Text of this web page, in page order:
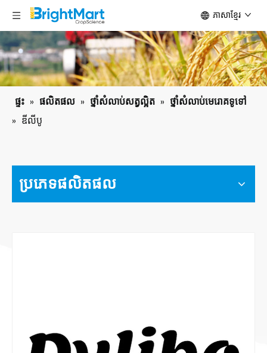
ភាសាខ្មែរ
ផ្ទះ » ផលិតផល » ថ្នាំសំលាប់សត្វល្អិត » ថ្នាំសំលាប់មេរោគទូទៅ
» ឌីលីបូ
ប្រភេទ​ផលិតផល